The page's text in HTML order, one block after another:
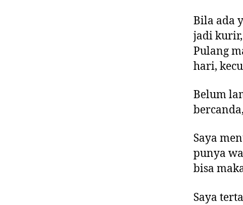
Bila ada
jadi kurir,
Pulang
hari,
Belum
Saya
punya
bisa
Saya